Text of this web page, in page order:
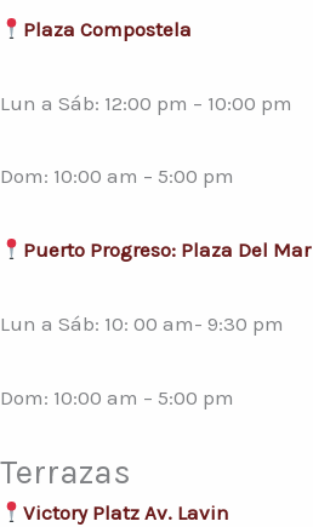
Plaza Compostela
Lun a Sáb: 12:00 pm – 10:00 pm
Dom: 10:00 am – 5:00 pm
Puerto Progreso: Plaza Del Mar
Lun a Sáb: 10: 00 am- 9:30 pm
Dom: 10:00 am – 5:00 pm
Terrazas
Victory Platz Av. Lavin